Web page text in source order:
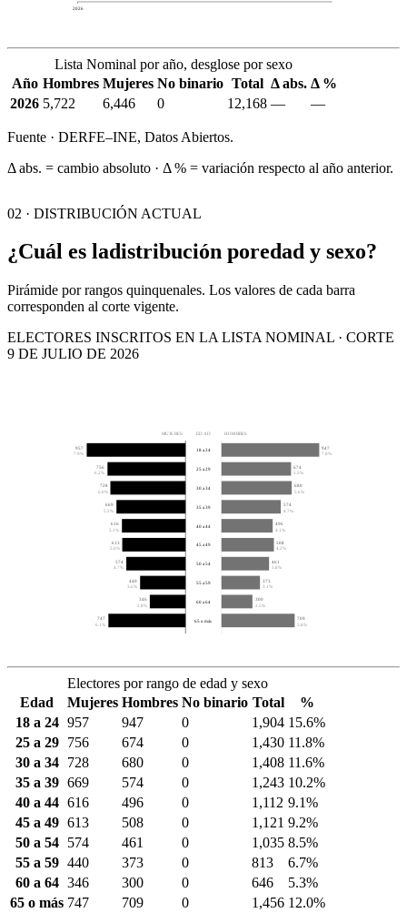
2026
Lista Nominal por año, desglose por sexo
Año Hombres Mujeres No binario Total Δ abs. Δ %
2026 5,722 6,446 0 12,168 — —
Fuente · DERFE–INE, Datos Abiertos.
Δ abs. = cambio absoluto · Δ % = variación respecto al año anterior.
02 · DISTRIBUCIÓN ACTUAL
¿Cuál es ladistribución poredad y sexo?
Pirámide por rangos quinquenales. Los valores de cada barra
corresponden al corte vigente.
ELECTORES INSCRITOS EN LA LISTA NOMINAL · CORTE
9 DE JULIO DE 2026
MUJERES EDAD HOMBRES
957
7.9%
947
7.8%
18 a 24
756
6.2%
674
5.5%
25 a 29
728
6.0%
680
5.6%
30 a 34
669
5.5%
574
4.7%
35 a 39
616
5.1%
496
4.1%
40 a 44
613
5.0%
508
4.2%
45 a 49
574
4.7%
461
3.8%
50 a 54
440
3.6%
373
3.1%
55 a 59
346
2.8%
300
2.5%
60 a 64
747
6.1%
709
5.8%
65 o más
Electores por rango de edad y sexo
Edad
Mujeres Hombres No binario Total
%
18 a 24 957 947 0 1,904 15.6%
25 a 29
756 674 0 1,430 11.8%
30 a 34
728 680 0 1,408 11.6%
35 a 39 669 574 0 1,243 10.2%
40 a 44 616 496 0 1,112 9.1%
45 a 49 613 508 0 1,121 9.2%
50 a 54
574 461 0 1,035 8.5%
55 a 59 440 373 0 813
6.7%
60 a 64 346 300 0 646
5.3%
65 o más 747 709 0 1,456 12.0%